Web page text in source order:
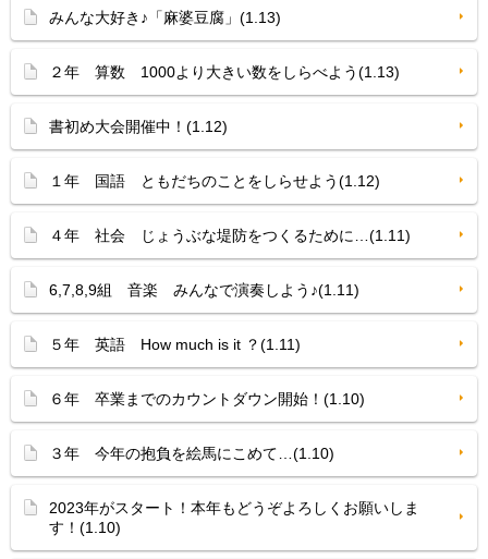
みんな大好き♪「麻婆豆腐」(1.13)
２年 算数 1000より大きい数をしらべよう(1.13)
書初め大会開催中！(1.12)
１年 国語 ともだちのことをしらせよう(1.12)
４年 社会 じょうぶな堤防をつくるために…(1.11)
6,7,8,9組 音楽 みんなで演奏しよう♪(1.11)
５年 英語 How much is it ？(1.11)
６年 卒業までのカウントダウン開始！(1.10)
３年 今年の抱負を絵馬にこめて…(1.10)
2023年がスタート！本年もどうぞよろしくお願いしま
す！(1.10)